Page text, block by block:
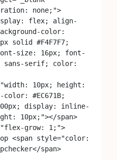
none;">
color:
solid #F4F7F7;
size: 16px; font-
sans-serif; color:
color: #EC671B;
display: inline-
10px;"></span>
span>